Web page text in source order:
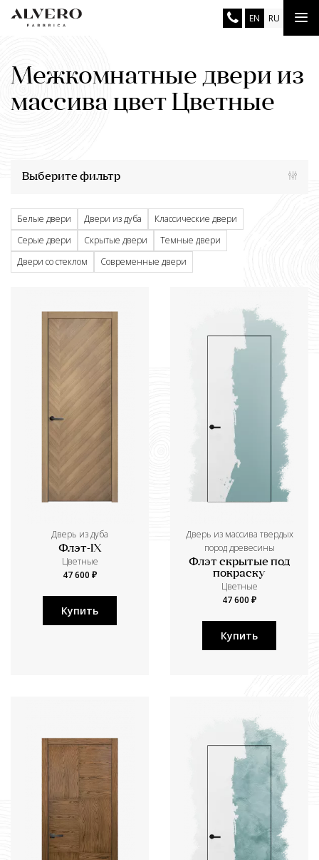
Перейти
EN RU
Межкомнатные двери из
массива цвет Цветные
Выберите фильтр
Белые двери Двери из дуба
Классические двери
Серые двери
Скрытые двери
Темные двери
Двери со стеклом
Современные двери
Дверь из дуба
Флэт-IX
Цветные
47 600 ₽
Купить
Дверь из массива твердых
пород древесины
Флэт скрытые под
покраску
Цветные
47 600 ₽
Купить